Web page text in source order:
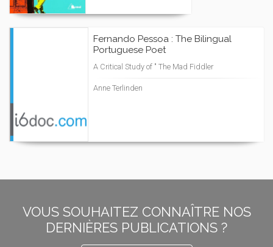
Fernando Pessoa : The Bilingual
Portuguese Poet
A Critical Study of " The Mad Fiddler
Anne Terlinden
VOUS SOUHAITEZ CONNAÎTRE NOS
DERNIÈRES PUBLICATIONS ?